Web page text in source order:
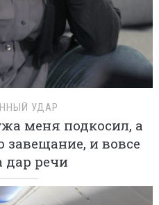
УДАР
меня подкосил, а
завещание, и вовсе
дар речи